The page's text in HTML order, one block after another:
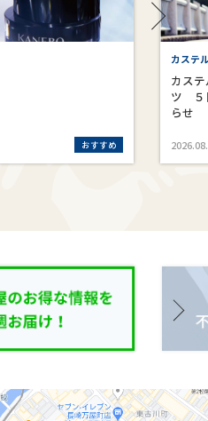
おすすめ
カステ
カス
ツ ５
らせ